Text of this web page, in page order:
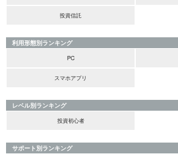
投資信託
利用形態別ランキング
PC
スマホアプリ
レベル別ランキング
投資初心者
サポート別ランキング